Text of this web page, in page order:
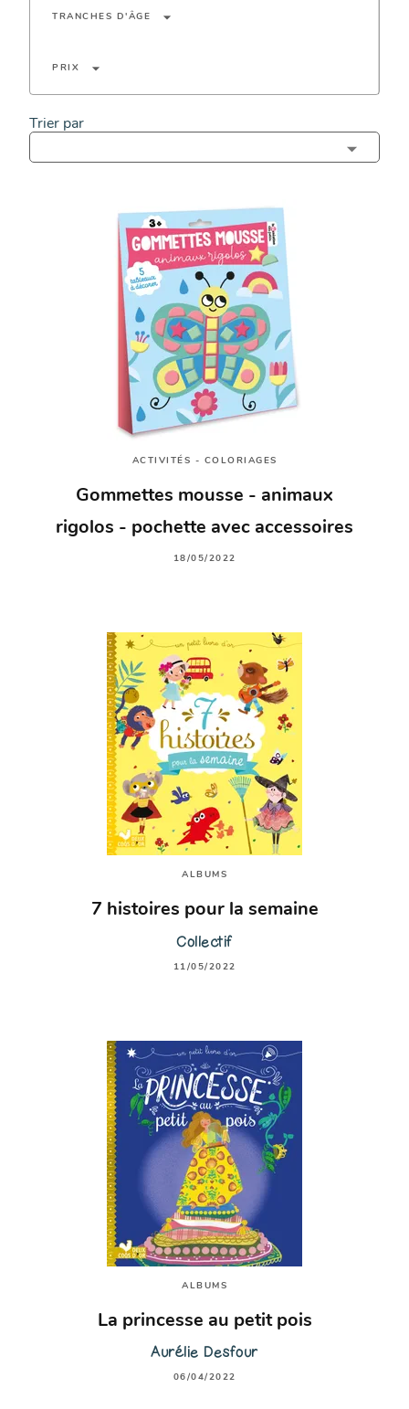
TRANCHES D'ÂGE arrow_drop_down
PRIX arrow_drop_down
Trier par
ACTIVITÉS - COLORIAGES
Gommettes mousse - animaux
rigolos - pochette avec accessoires
18/05/2022
ALBUMS
7 histoires pour la semaine
Collectif
11/05/2022
ALBUMS
La princesse au petit pois
Aurélie Desfour
06/04/2022